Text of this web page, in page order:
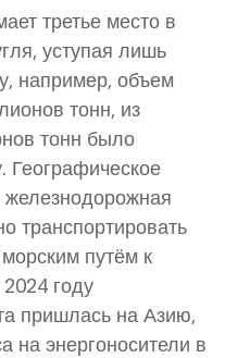
третье место в
уступая лишь
например, объем
тонн, из
тонн было
Географическое
транспортировать
путём к
году
пришлась на Азию,
на энергоносители в